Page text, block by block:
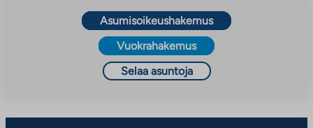
Asumisoikeushakemus
Vuokrahakemus
Selaa asuntoja